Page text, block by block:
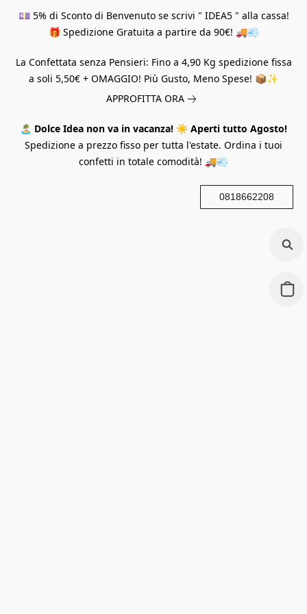
💷 5% di Sconto di Benvenuto se scrivi " IDEA5 " alla cassa!
🎁 Spedizione Gratuita a partire da 90€! 🚚💨
La Confettata senza Pensieri: Fino a 4,90 Kg spedizione fissa
a soli 5,50€ + OMAGGIO! Più Gusto, Meno Spese! 📦✨
APPROFITTA ORA
🏝️ Dolce Idea non va in vacanza! ☀️ Aperti tutto Agosto!
Spedizione a prezzo fisso per tutta l'estate. Ordina i tuoi
confetti in totale comodità! 🚚💨
0818662208